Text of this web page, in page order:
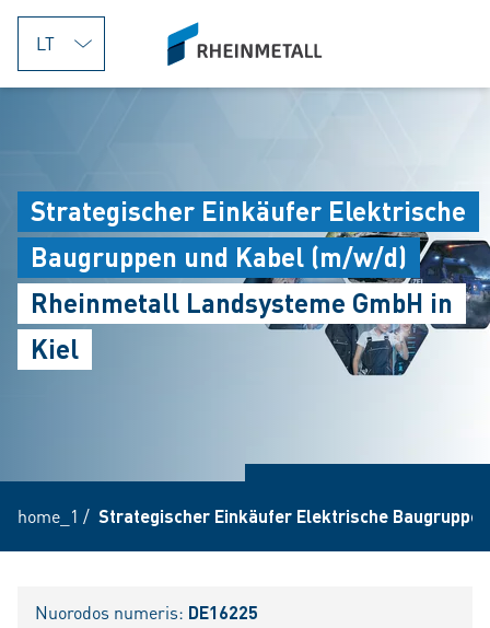
jumpToMain
siteLogo
Strategischer Einkäufer Elektrische
Baugruppen und Kabel (m/w/d)
Rheinmetall Landsysteme GmbH in
Kiel
home_1 / Strategischer Einkäufer Elektrische
Nuorodos numeris: DE16225